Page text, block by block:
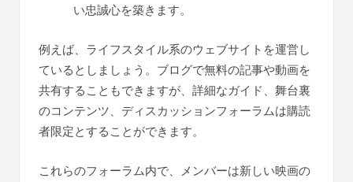
い忠誠心を築きます。
例えば、ライフスタイル系のウェブサイトを運営し
ているとしましょう。ブログで無料の記事や動画を
共有することもできますが、詳細なガイド、舞台裏
のコンテンツ、ディスカッションフォーラムは購読
者限定とすることができます。
これらのフォーラム内で、メンバーは新しい映画の